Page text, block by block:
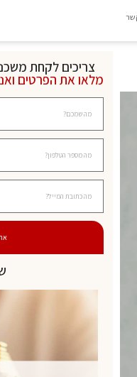
צריכים לקחת
מלאו את הפרטים